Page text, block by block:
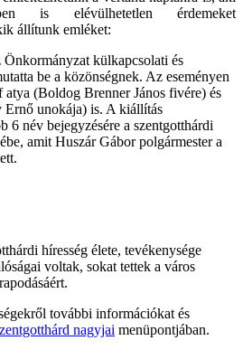
is elévülhetetlen érdemeket
állítunk emléket:
külkapcsolati és
be a közönségnek. Az eseményen
atya (Boldog Brenner János fivére) és
Ernő unokája) is. A kiállítás
6 név bejegyzésére a szentgotthárdi
amit Huszár Gábor polgármester a
híresség élete, tevékenysége
voltak, sokat tettek a város
további információkat és
nagyjai menüpontjában.